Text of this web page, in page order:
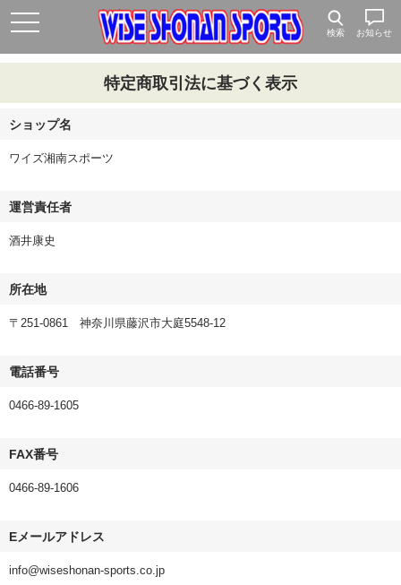
検索 お知らせ
特定商取引法に基づく表示
ショップ名
ワイズ湘南スポーツ
運営責任者
酒井康史
所在地
〒251-0861 神奈川県藤沢市大庭5548-12
電話番号
0466-89-1605
FAX番号
0466-89-1606
Eメールアドレス
info@wiseshonan-sports.co.jp